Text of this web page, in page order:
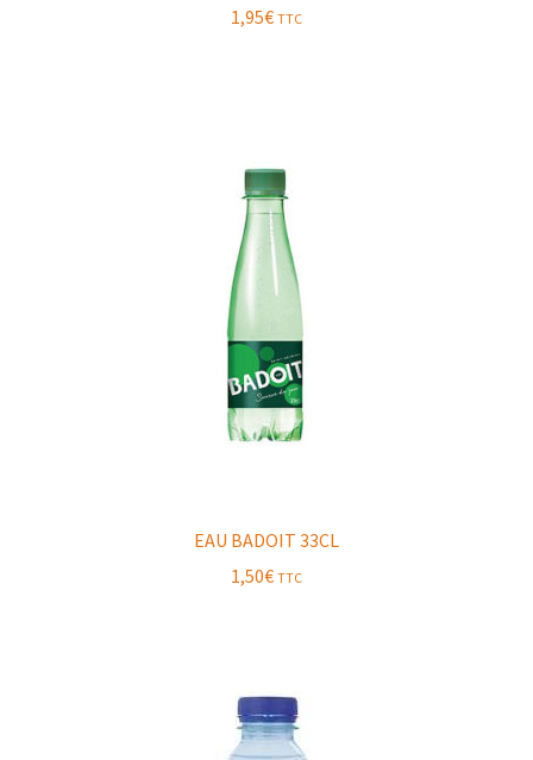
1,95€ TTC
EAU BADOIT 33CL
1,50€ TTC